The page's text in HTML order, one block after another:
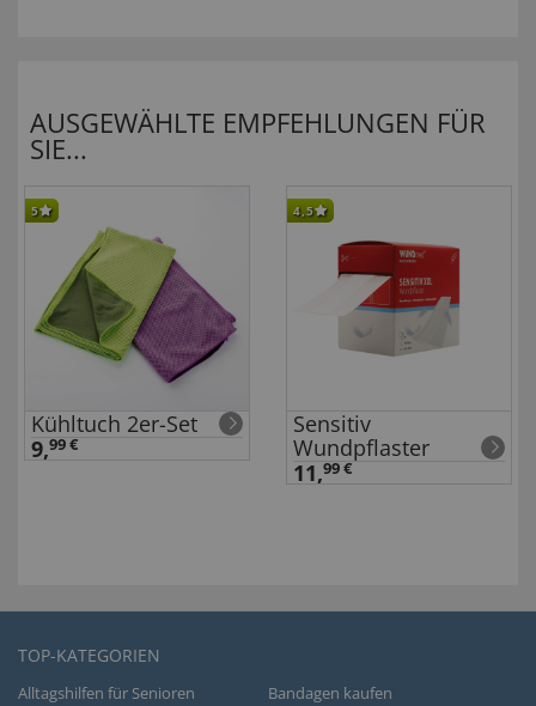
AUSGEWÄHLTE EMPFEHLUNGEN FÜR
SIE...
5
Kühltuch 2er-Set
9,99 €
4,5
Sensitiv
Wundpflaster
11,99 €
TOP-KATEGORIEN
Alltagshilfen für Senioren
Bandagen kaufen